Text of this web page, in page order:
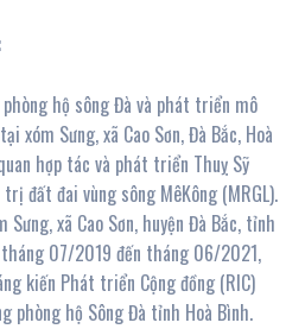
hộ sông Đà và phát triển mô
xóm Sưng, xã Cao Sơn, Đà Bắc, Hoà
hợp tác và phát triển Thuỵ Sỹ
đất đai vùng sông MêKông (MRGL).
xã Cao Sơn, huyện Đà Bắc, tỉnh
07/2019 đến tháng 06/2021,
kiến Phát triển Cộng đồng (RIC)
phòng hộ Sông Đà tỉnh Hoà Bình.